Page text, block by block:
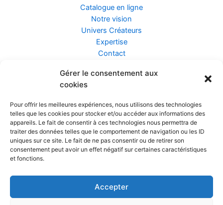
Gérer le consentement aux
cookies
Pour offrir les meilleures expériences, nous utilisons des technologies
telles que les cookies pour stocker et/ou accéder aux informations des
appareils. Le fait de consentir à ces technologies nous permettra de
traiter des données telles que le comportement de navigation ou les ID
uniques sur ce site. Le fait de ne pas consentir ou de retirer son
consentement peut avoir un effet négatif sur certaines caractéristiques
et fonctions.
Accepter
Catalogue en ligne
Notre vision
Univers Créateurs
Expertise
Contact
Assurance ZEN
Confidentialité et Données
Conditions Générales de Vente